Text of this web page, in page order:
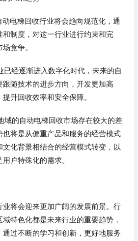
电梯回收行业将会趋向规范化，通
制度，对这一行业进行约束和完
竞争。
已经逐渐进入数字化时代，未来的自
随技术的进步方向，开发更加高
升回收效率和安全保障。
域的自动电梯回收市场存在较大的差
将是从偏重产品和服务的经营模式
化背景相结合的经营模式转变，以
户特殊化的需求。
将会迎来更加广阔的发展前景。行
特色化都是未来行业的重要趋势，
过不断的学习和创新，更好地服务